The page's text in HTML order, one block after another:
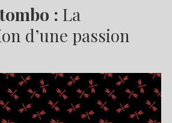
: La
d’une passion